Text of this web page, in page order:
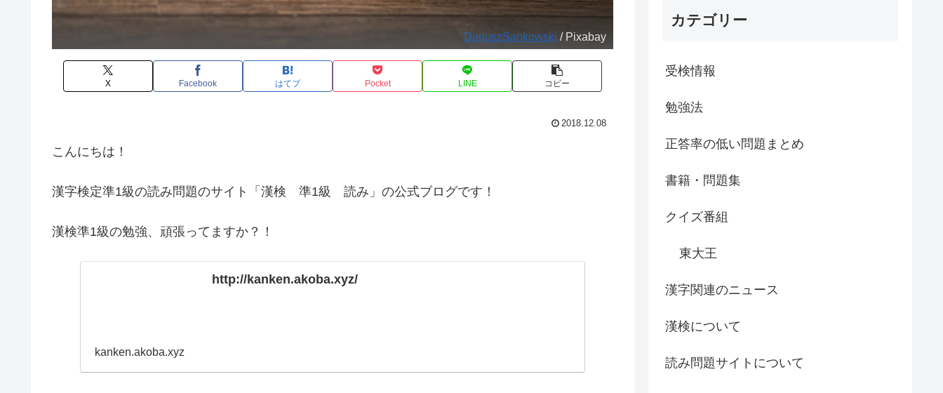
DariuszSankowski / Pixabay
X Facebook はてブ Pocket LINE コピー
2018.12.08
こんにちは！
漢字検定準1級の読み問題のサイト「漢検 準1級 読み」の公式ブログです！
漢検準1級の勉強、頑張ってますか？！
http://kanken.akoba.xyz/
kanken.akoba.xyz
カテゴリー
受検情報
勉強法
正答率の低い問題まとめ
書籍・問題集
クイズ番組
東大王
漢字関連のニュース
漢検について
読み問題サイトについて